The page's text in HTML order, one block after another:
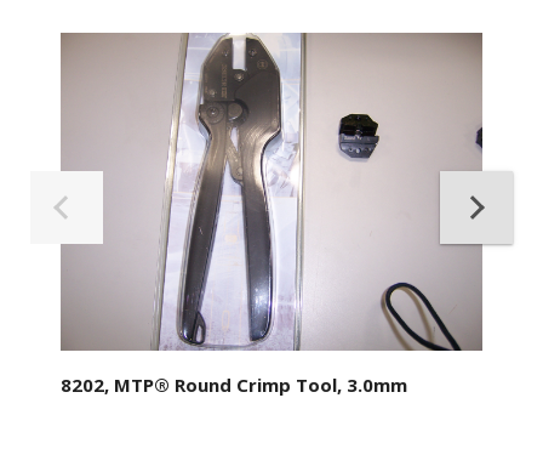
8202, MTP® Round Crimp Tool, 3.0mm